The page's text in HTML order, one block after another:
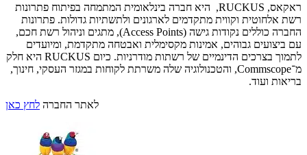
ראקאס, RUCKUS, היא חברה בינלאומית המתמחה בפיתוח פתרונות
רשת אלחוטית וקווית מתקדמים לארגונים ולתשתיות גדולות. פתרונות
החברה כוללים נקודות גישה (Access Points), מתגים וניהול רשת חכם,
עם ביצועים גבוהים, אמינות מקסימלית ואבטחה מתקדמת, ומיועדים
לתמוך בצרכים הדינמיים של רשתות מודרניות. כיום RUCKUS היא חלק
מ־Commscope, והטכנולוגיה שלה משרתת לקוחות במגזר העסקי, חינוך,
בריאות ועוד.
לאתר החברה לחץ כאן